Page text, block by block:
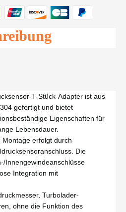
T-Stück-Adapter ist aus
gefertigt und bietet
Eigenschaften für
Lebensdauer.
Montage erfolgt durch
Die
Innengewindeanschlüsse
Integration mit
Turbolader-
ohne die Funktion des